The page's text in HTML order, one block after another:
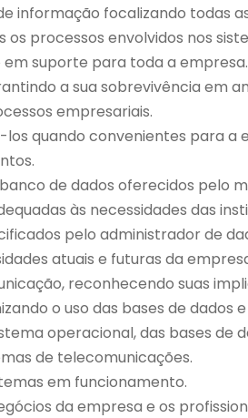
informação focalizando todas
processos envolvidos nos
suporte para toda a empresa.
a sua sobrevivência em
empresariais.
quando convenientes para a
de dados oferecidos pelo
às necessidades das
pelo administrador de
atuais e futuras da
reconhecendo suas
o uso das bases de dados
operacional, das bases de
de telecomunicações.
em funcionamento.
da empresa e os